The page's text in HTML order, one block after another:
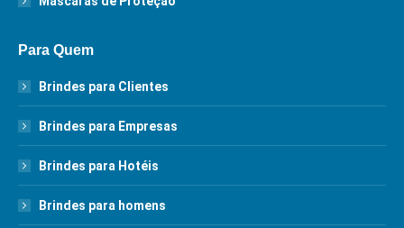
Para Quem
Brindes para Clientes
Brindes para Empresas
Brindes para Hotéis
Brindes para homens